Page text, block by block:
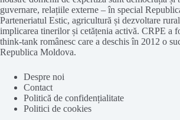
guvernare, relațiile externe – în special
Parteneriatul Estic, agricultură și dezvoltare
implicarea tinerilor și cetățenia activă. CRPE a
think-tank românesc care a deschis în 2012 o
Republica Moldova.
Despre noi
Contact
Politică de confidențialitate
Politici de cookies